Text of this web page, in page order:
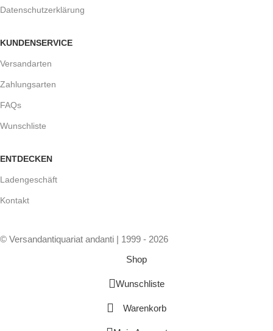
Datenschutzerklärung
KUNDENSERVICE
Versandarten
Zahlungsarten
FAQs
Wunschliste
ENTDECKEN
Ladengeschäft
Kontakt
© Versandantiquariat andanti | 1999 - 2026
Shop
Wunschliste
Warenkorb